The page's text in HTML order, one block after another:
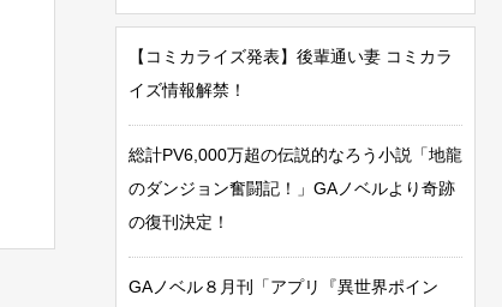
【コミカライズ発表】後輩通い妻 コミカラ
イズ情報解禁！
総計PV6,000万超の伝説的なろう小説「地龍
のダンジョン奮闘記！」GAノベルより奇跡
の復刊決定！
GAノベル８月刊「アプリ『異世界ポイン